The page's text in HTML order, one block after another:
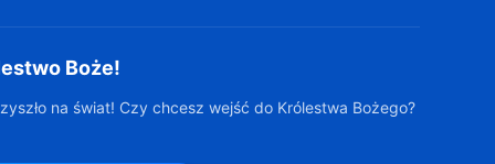
Boże!
na świat! Czy chcesz wejść do Królestwa Bożego?